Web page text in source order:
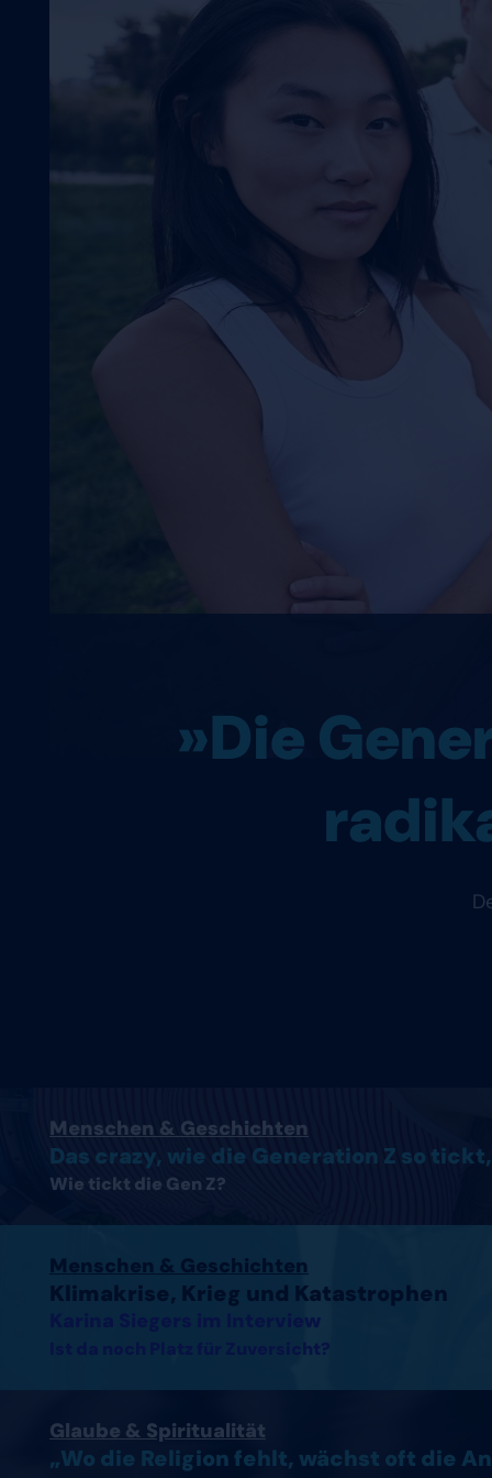
»Die
Menschen & Geschichten
Das crazy, wie die Generation Z so
Wie tickt die Gen Z?
Menschen & Geschichten
Klimakrise, Krieg und Katastrophen
Karina Siegers im Interview
Ist da noch Platz für Zuversicht?
Glaube & Spiritualität
„Wo die Religion fehlt, wächst oft die